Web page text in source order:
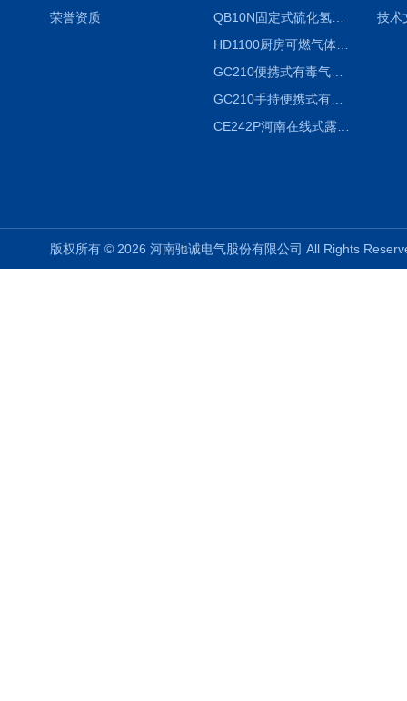
荣誉资质
QB10N固定式硫化氢气体检测仪H2S气体泄漏探头
HD1100厨房可燃气体泄漏浓度探测器天然气检测仪
GC210便携式有毒气体浓度探测器氨气检测仪养殖场
GC210手持便携式有毒CL2气体探测器氯气检测仪
CE242P河南在线式露点仪
技术
版权所有 © 2026 河南驰诚电气股份有限公司 All Rights